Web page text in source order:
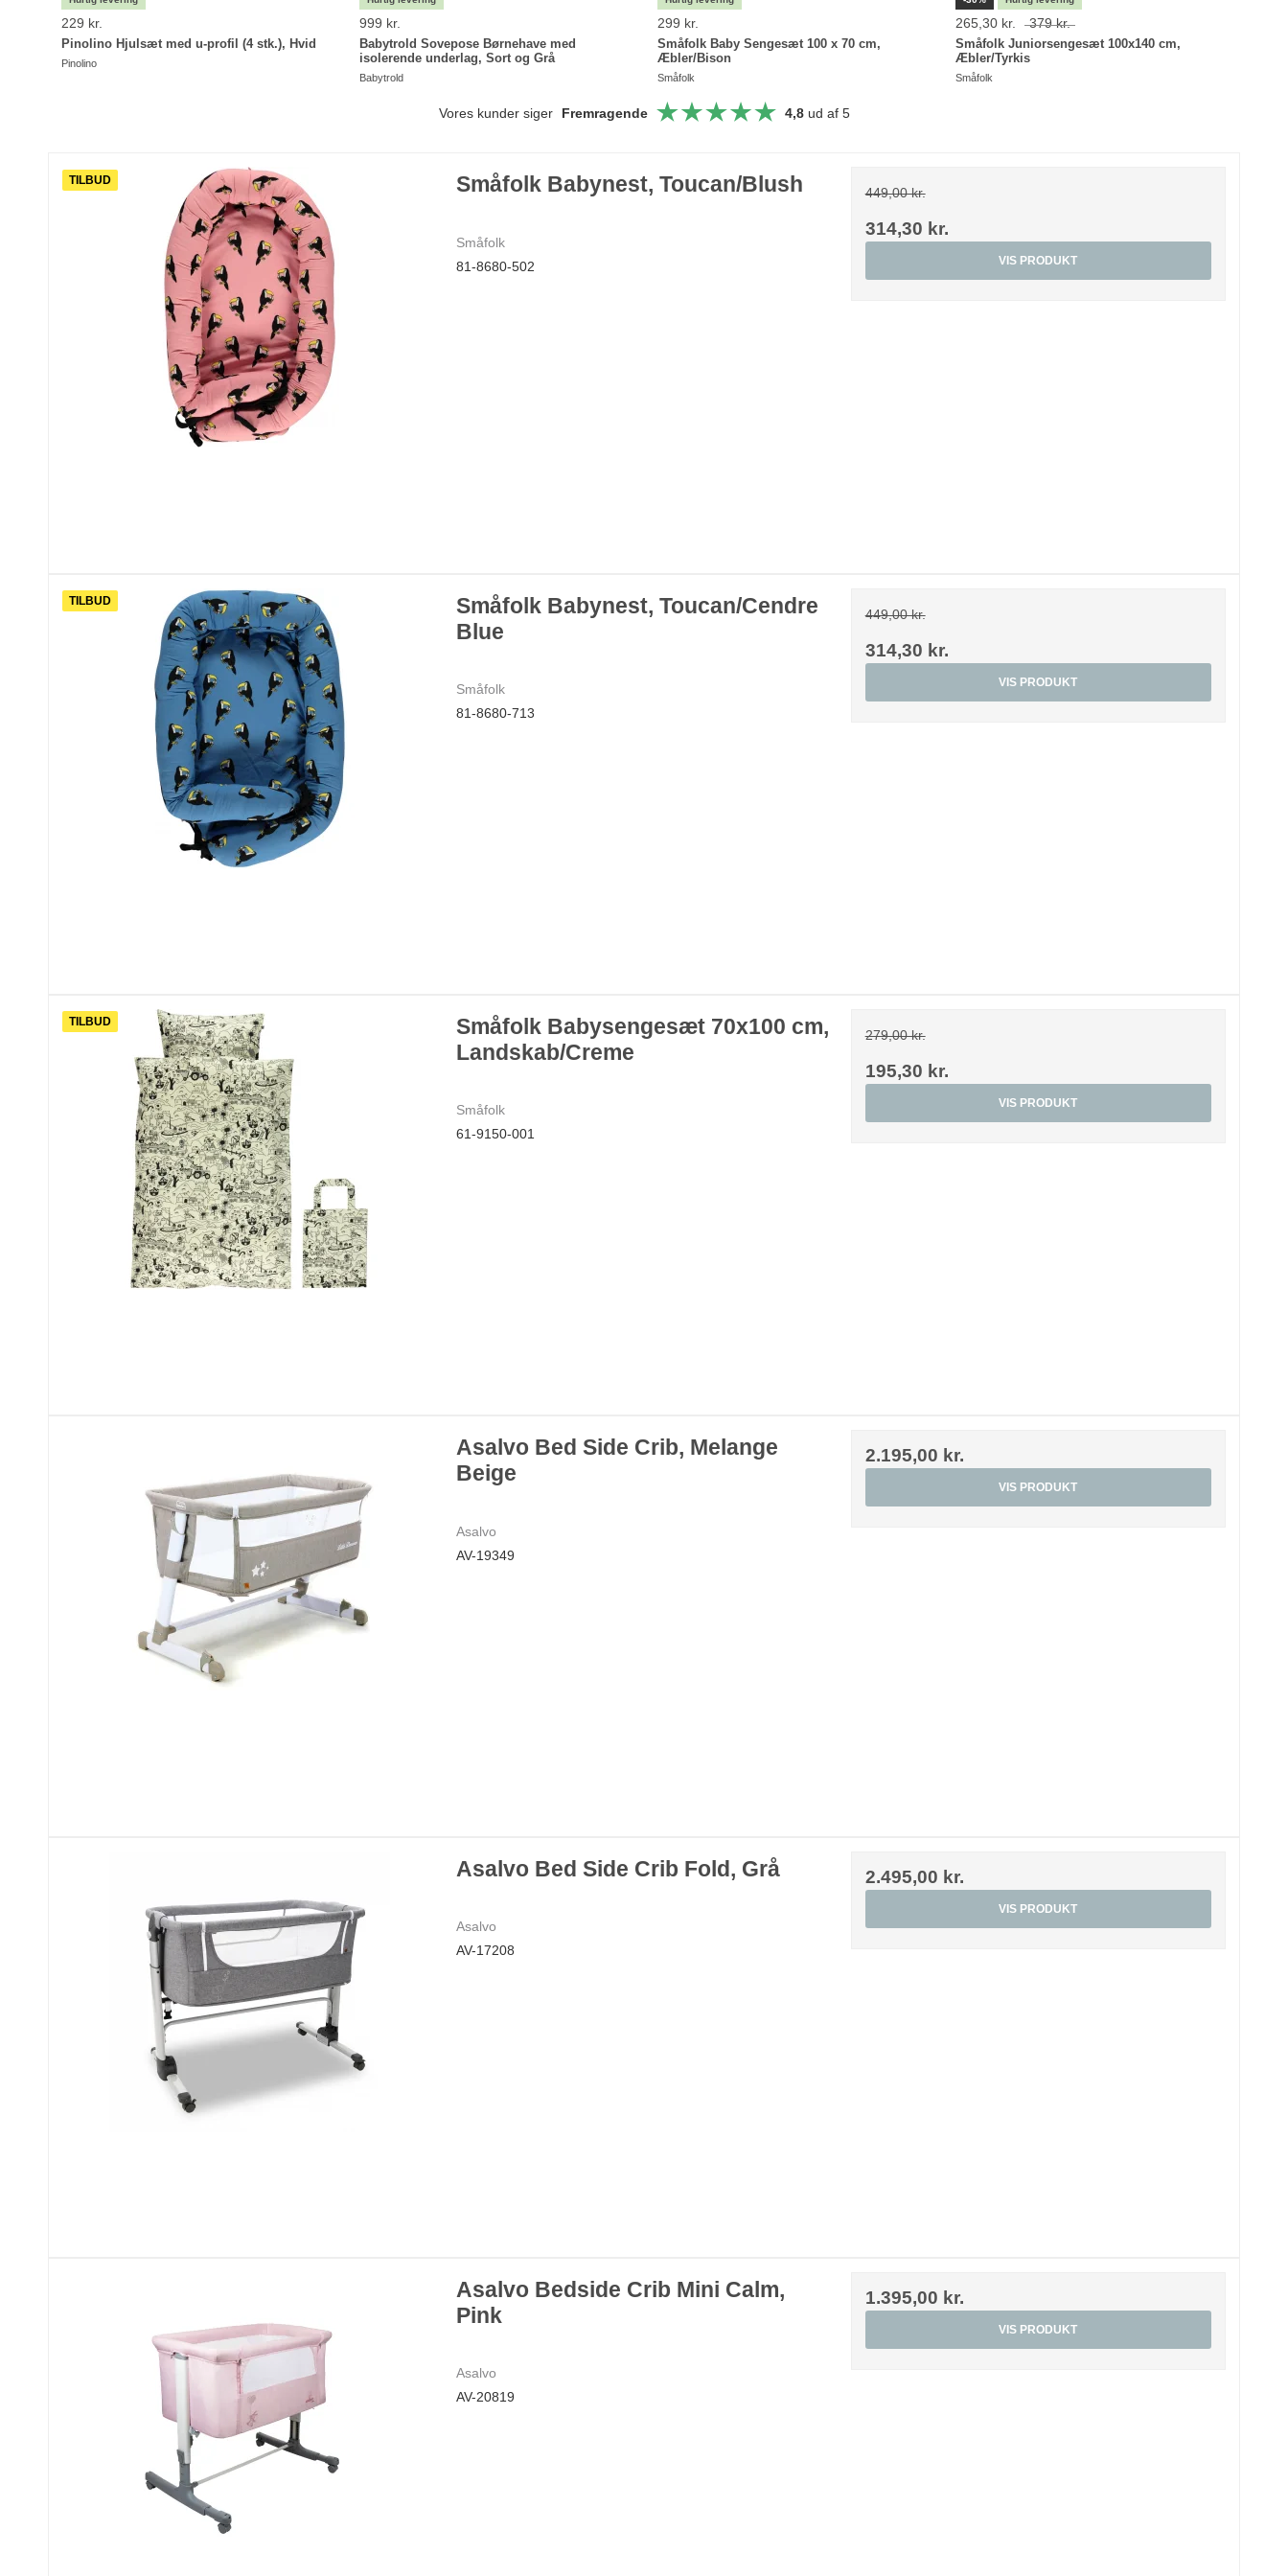
229 kr.
Pinolino Hjulsæt med u-profil (4 stk.), Hvid
Pinolino
999 kr.
Babytrold Sovepose Børnehave med
isolerende underlag, Sort og Grå
Babytrold
299 kr.
Småfolk Baby Sengesæt 100 x 70 cm,
Æbler/Bison
Småfolk
265,30 kr. 379 kr.
Småfolk Juniorsengesæt 100x140 cm,
Æbler/Tyrkis
Småfolk
Vores kunder siger Fremragende 4,8ud af 5
TILBUD Småfolk Babynest, Toucan/Blush
Småfolk
81-8680-502
449,00 kr.
314,30 kr.
VIS PRODUKT
TILBUD
Småfolk Babynest, Toucan/Cendre
Blue
Småfolk
81-8680-713
449,00 kr.
314,30 kr.
VIS PRODUKT
TILBUD
Småfolk Babysengesæt 70x100 cm,
Landskab/Creme
Småfolk
61-9150-001
279,00 kr.
195,30 kr.
VIS PRODUKT
Asalvo Bed Side Crib, Melange
Beige
Asalvo
AV-19349
2.195,00 kr.
VIS PRODUKT
Asalvo Bed Side Crib Fold, Grå
Asalvo
AV-17208
2.495,00 kr.
VIS PRODUKT
Asalvo Bedside Crib Mini Calm,
Pink
Asalvo
AV-20819
1.395,00 kr.
VIS PRODUKT